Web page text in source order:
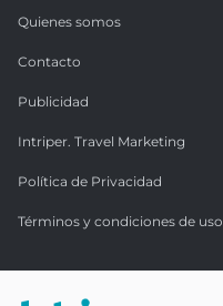
Quienes somos
Contacto
Publicidad
Intriper. Travel Marketing
Política de Privacidad
Términos y condiciones de uso